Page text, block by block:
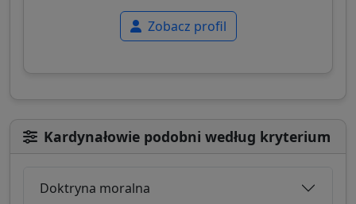
Zobacz profil
Kardynałowie podobni według kryterium
Doktryna moralna